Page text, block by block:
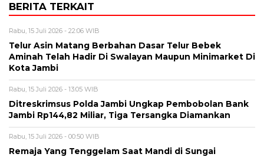
BERITA TERKAIT
Rabu, 15 Juli 2026 - 22:06 WIB
Telur Asin Matang Berbahan Dasar Telur Bebek
Aminah Telah Hadir Di Swalayan Maupun Minimarket Di
Kota Jambi
Rabu, 15 Juli 2026 - 13:05 WIB
Ditreskrimsus Polda Jambi Ungkap Pembobolan Bank
Jambi Rp144,82 Miliar, Tiga Tersangka Diamankan
Rabu, 15 Juli 2026 - 00:50 WIB
Remaja Yang Tenggelam Saat Mandi di Sungai